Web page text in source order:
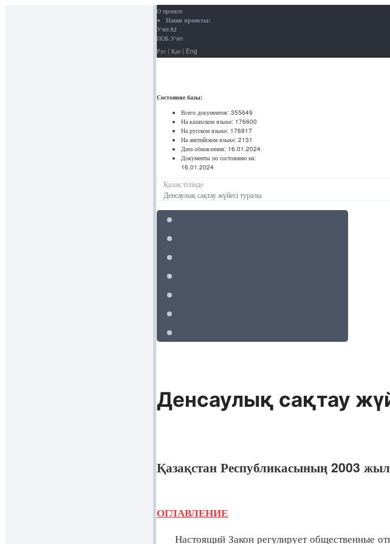
О проекте
Наши проекты:
Учёт.kz
ПОБ.Учёт
Рус | Қаз | Eng
Состояние базы:
Всего документов: 355649
На казахском языке: 176600
На русском языке: 176917
На английском языке: 2131
Дата обновления: 16.01.2024
Документы по состоянию на:
16.01.2024
Қазақ тілінде
Денсаулық сақтау жүйесі туралы
Денсаулық сақтау
Қазақстан Республикасының 2003
ОГЛАВЛЕНИЕ
Настоящий Закон регулирует общественные